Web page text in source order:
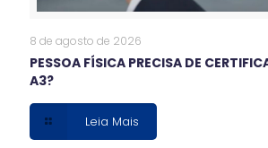
8 de agosto de 2026
PESSOA FÍSICA PRECISA DE
A3?
Leia Mais